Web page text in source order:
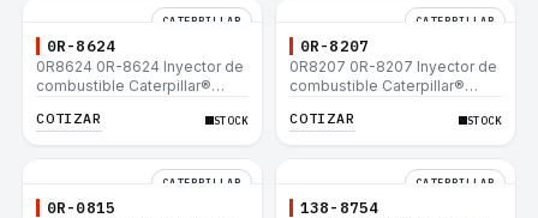
CATERPILLAR
0R-8624
0R8624 0R-8624 Inyector de
combustible Caterpillar®
657E 631E 988F II
COTIZAR STOCK
CATERPILLAR
0R-8207
0R8207 0R-8207 Inyector de
combustible Caterpillar®
657E 631E 988F II
COTIZAR STOCK
CATERPILLAR
0R-0815
CATERPILLAR
138-8754